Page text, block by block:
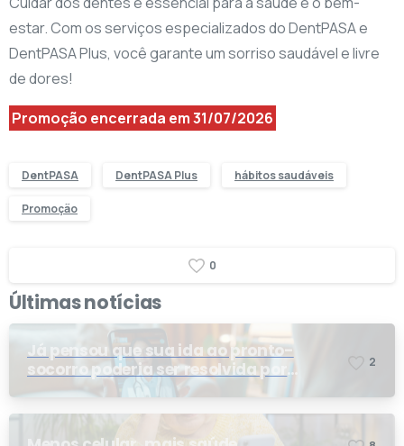
estar. Com os serviços especializados do DentPASA e
DentPASA Plus, você garante um sorriso saudável e livre
de dores!
Promoção encerrada em 31/07/2026
DentPASA DentPASA Plus hábitos saudáveis
Promoção
0
Últimas notícias
Já pensou que sua ida ao pronto-
socorro poderia ser resolvida por
telemedicina?
2